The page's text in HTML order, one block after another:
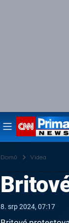
Domů Videa
8. srp 2024, 07:17